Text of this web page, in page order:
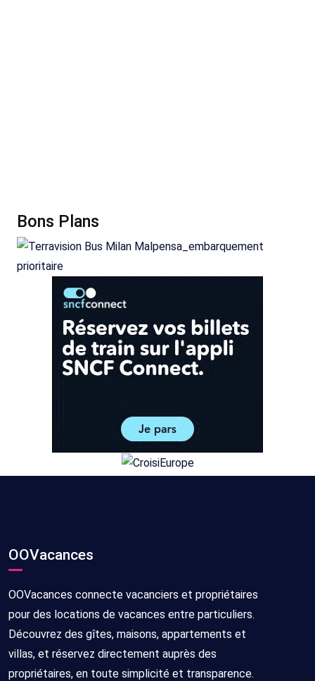
Bons Plans
OOVacances
OOVacances connecte vacanciers et propriétaires
pour des locations de vacances entre particuliers.
Découvrez des gîtes, maisons, appartements et
villas, et réservez directement auprès des
propriétaires, en toute simplicité et transparence.